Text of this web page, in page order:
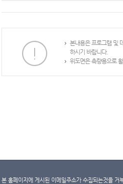
본내용은 프로그램 및
하시기 바랍니다.
위도면은 측량용으로
본 홈페이지에 게시된 이메일주소가 수집되는것을 거